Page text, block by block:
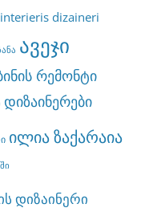
interieris dizaineri
ავეჯი
რემონტი
დიზაინერები
ილია ზაქარაია
დიზაინერი